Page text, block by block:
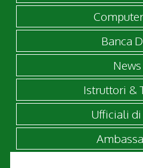
Banca
News
Istruttori &
Ufficiali di